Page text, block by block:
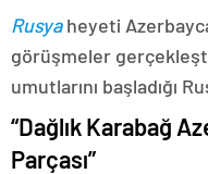
Rusyaheyeti
görüşmeler
umutlarını başladığı
“Dağlık Karabağ
Parçası”